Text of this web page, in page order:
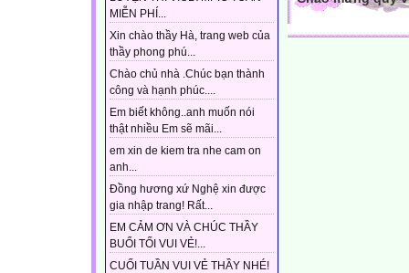
MIỄN PHÍ...
Xin chào thầy Hà, trang web của
thầy phong phú...
Chào chủ nhà .Chúc bạn thành
công và hạnh phúc....
Em biết không..anh muốn nói
thật nhiều Em sẽ mãi...
em xin de kiem tra nhe cam on
anh...
Đồng hương xứ Nghệ xin được
gia nhập trang! Rất...
EM CẢM ƠN VÀ CHÚC THẦY
BUỔI TỐI VUI VẺ!...
CUỐI TUẦN VUI VẺ THẦY NHÉ!